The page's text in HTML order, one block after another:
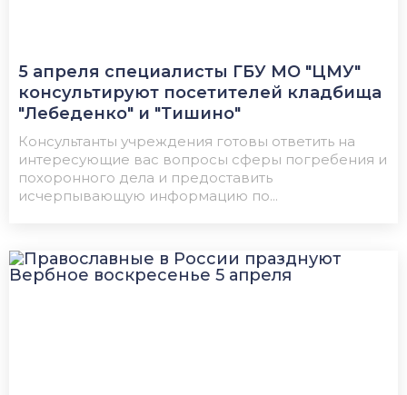
5 апреля специалисты ГБУ МО "ЦМУ"
консультируют посетителей кладбища
"Лебеденко" и "Тишино"
Консультанты учреждения готовы ответить на
интересующие вас вопросы сферы погребения и
похоронного дела и предоставить
исчерпывающую информацию по...